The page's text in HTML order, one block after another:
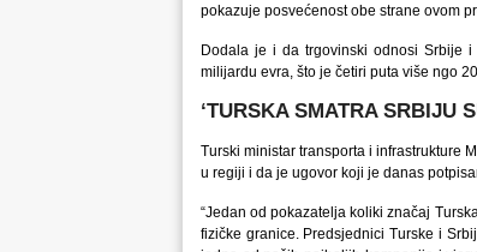
pokazuje posvećenost obe strane ovom
Dodala je i da trgovinski odnosi Srbije
milijardu evra, što je četiri puta više ngo
‘TURSKA SMATRA SRBIJU
Turski ministar transporta i infrastrukture
u regiji i da je ugovor koji je danas
“Jedan od pokazatelja koliki značaj
fizičke granice. Predsjednici Turske i